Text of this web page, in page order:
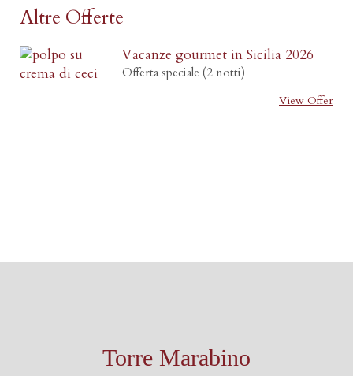
Altre Offerte
Vacanze gourmet in Sicilia 2026
Offerta speciale (2 notti)
View Offer
Torre Marabino